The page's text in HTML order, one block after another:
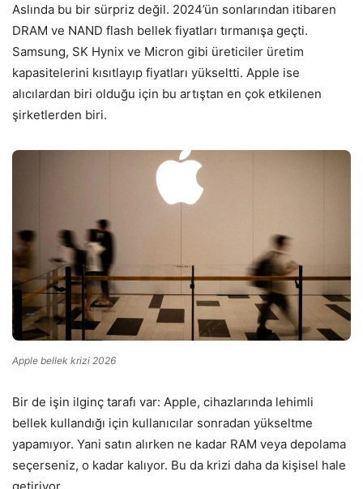
Aslında bu bir sürpriz değil. 2024’ün sonlarından itibaren
DRAM ve NAND flash bellek fiyatları tırmanışa geçti.
Samsung, SK Hynix ve Micron gibi üreticiler üretim
kapasitelerini kısıtlayıp fiyatları yükseltti. Apple ise
alıcılardan biri olduğu için bu artıştan en çok etkilenen
şirketlerden biri.
Apple bellek krizi 2026
Bir de işin ilginç tarafı var: Apple, cihazlarında lehimli
bellek kullandığı için kullanıcılar sonradan yükseltme
yapamıyor. Yani satın alırken ne kadar RAM veya depolama
seçerseniz, o kadar kalıyor. Bu da krizi daha da kişisel hale
getiriyor.